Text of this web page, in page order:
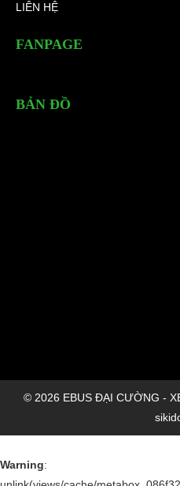
LIÊN HỆ
FANPAGE
BẢN ĐỒ
© 2026 EBUS ĐẠI CƯỜNG -
Warning: